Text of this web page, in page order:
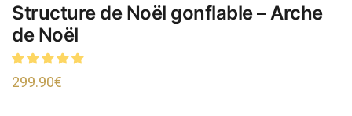
Structure de Noël gonflable – Arche
de Noël
299.90€